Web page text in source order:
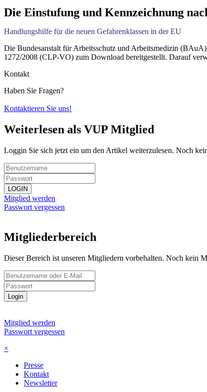
Die Einstufung und Kennzeichnung
Handlungshilfe für die neuen Gefahrenklassen in der EU
Die Bundesanstalt für Arbeitsschutz und Arbeitsmedizin
1272/2008 (CLP-VO) zum Download bereitgestellt. Darauf
Kontakt
Haben Sie Fragen?
Kontaktieren Sie uns!
Weiterlesen als VUP Mitglied
Loggin Sie sich jetzt ein um den Artikel weiterzulesen. Noch
LOGIN
Mitglied werden
Passwort vergessen
Mitgliederbereich
Dieser Bereich ist unseren Mitgliedern vorbehalten. Noch kein
Login
Mitglied werden
Passwort vergessen
×
Presse
Kontakt
Newsletter